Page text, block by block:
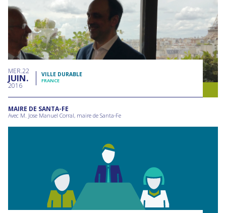
MER 22
JUIN
2016
VILLE DURABLE
FRANCE
MAIRE DE SANTA-FE
Avec M. Jose Manuel Corral, maire de Santa-Fe